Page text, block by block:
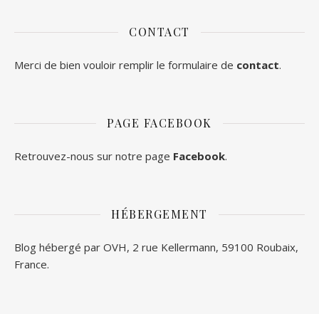
CONTACT
Merci de bien vouloir remplir le formulaire de contact.
PAGE FACEBOOK
Retrouvez-nous sur notre page Facebook.
HÉBERGEMENT
Blog hébergé par OVH, 2 rue Kellermann, 59100 Roubaix,
France.